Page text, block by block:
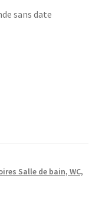
sans date
Salle de bain, WC,